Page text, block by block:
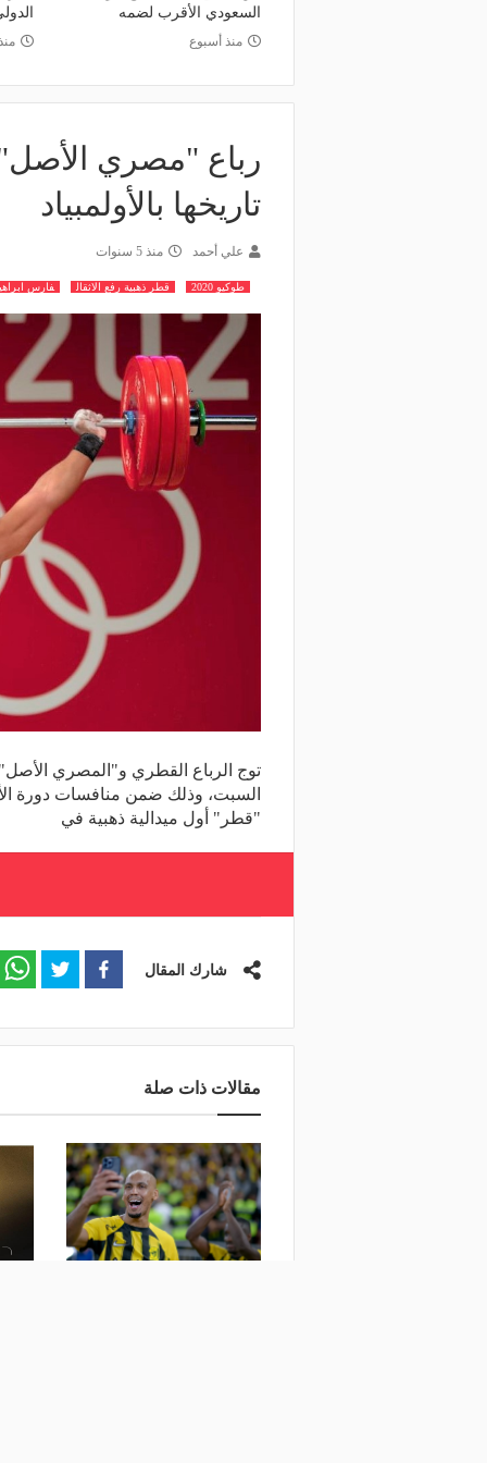
السعودي الأقرب لضمه
منذ أسبوع
رباع "مصري
تاريخها بالأولمبياد
علي أحمد منذ 5 سنوات
طوكيو 2020 قطر ذهبية رفع الاثقال فارس
"قطر" أول ميدالية ذهبية في
شارك المقال
مقالات ذات صلة